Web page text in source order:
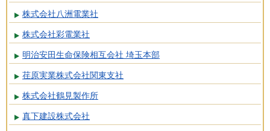
株式会社八洲電業社
株式会社彩電業社
明治安田生命保険相互会社 埼玉本部
荏原実業株式会社関東支社
株式会社鶴見製作所
真下建設株式会社